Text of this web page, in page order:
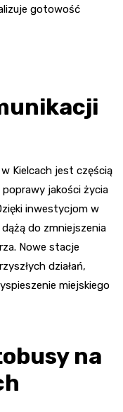
gotowość
Kielcach jest częścią
jakości życia
inwestycjom w
do zmniejszenia
Nowe stacje
działań,
miejskiego
na